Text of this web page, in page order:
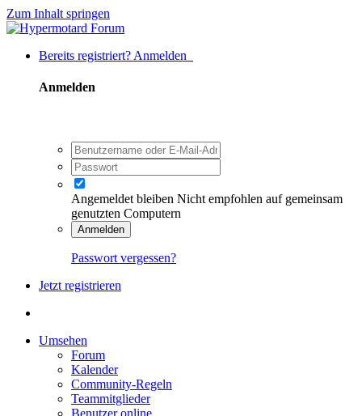
Zum Inhalt springen
Bereits registriert? Anmelden
Anmelden
Angemeldet bleiben Nicht empfohlen auf gemeinsam
genutzten Computern
Anmelden
Passwort vergessen?
Jetzt registrieren
Umsehen
Forum
Kalender
Community-Regeln
Teammitglieder
Benutzer online